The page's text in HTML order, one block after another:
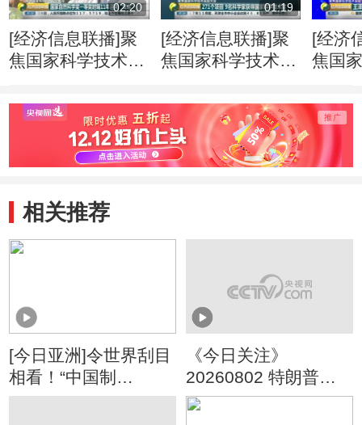
02:20
[经济信息联播]聚
焦国家科学技术奖
科学奖一等奖时隔
11年迎来“双响”
01:19
[经济信息联播]聚
焦国家科学技术奖
9名科学家获得国
家科学技术奖
[经济
焦国
云德
家最
相关推荐
[今日亚洲]令世界刮目
相看！“中国制
造”变“酷”了
《今日关注》
20260802 特朗普叫
停“最大规模”打击 伊